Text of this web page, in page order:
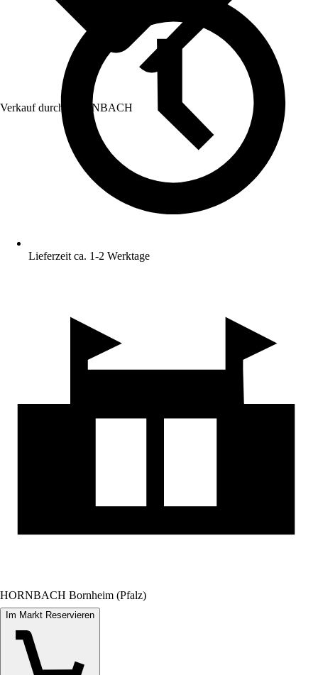
Verkauf durch: HORNBACH
Lieferzeit ca. 1-2 Werktage
HORNBACH Bornheim (Pfalz)
Im Markt Reservieren